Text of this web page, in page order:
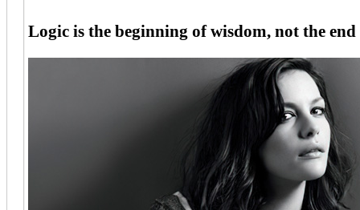
Logic is the beginning of wisdom, not the